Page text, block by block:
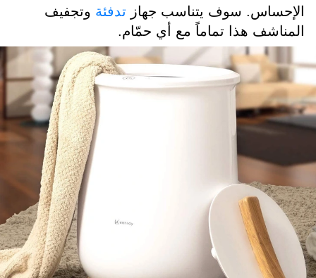
الإحساس. سوف يتناسب جهاز تدفئة وتجفيف
المناشف هذا تماماً مع أي حمّام.